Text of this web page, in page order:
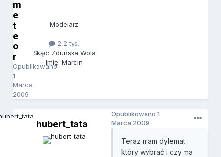
m
e
t
e
o
r
Opublikowano
1
Marca
2009
Modelarz
2,2 tys.
Skąd: Zduńska Wola
Imię: Marcin
hubert_tata
Opublikowano1
Marca 2009
Teraz mam dylemat
który wybrać i czy ma